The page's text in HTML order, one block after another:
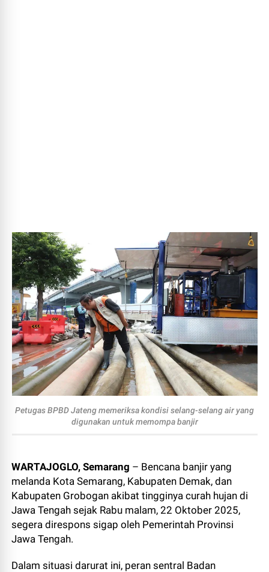
Petugas BPBD Jateng memeriksa kondisi selang-selang air yang
digunakan untuk memompa banjir
WARTAJOGLO, Semarang – Bencana banjir yang
melanda Kota Semarang, Kabupaten Demak, dan
Kabupaten Grobogan akibat tingginya curah hujan di
Jawa Tengah sejak Rabu malam, 22 Oktober 2025,
segera direspons sigap oleh Pemerintah Provinsi
Jawa Tengah.
Dalam situasi darurat ini, peran sentral Badan